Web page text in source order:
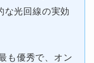
な光回線の実効
も優秀で、オン